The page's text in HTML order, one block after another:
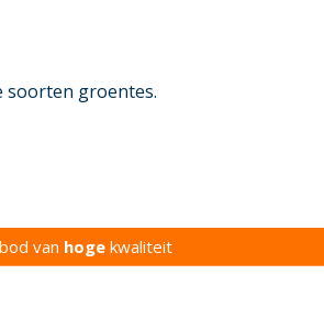
soorten groentes.
van hoge kwaliteit